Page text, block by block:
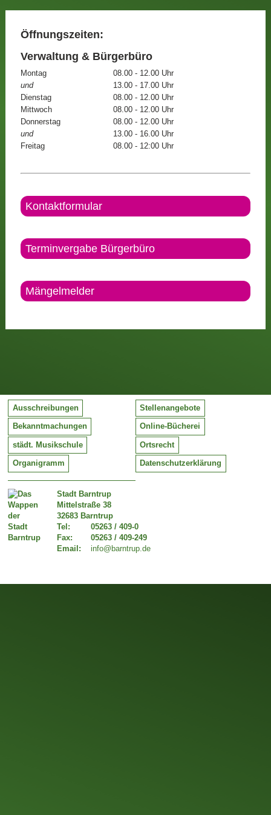
Öffnungszeiten:
Verwaltung & Bürgerbüro
Montag
08.00 - 12.00 Uhr
und
13.00 - 17.00 Uhr
Dienstag
08.00 - 12.00 Uhr
Mittwoch
08.00 - 12.00 Uhr
Donnerstag
08.00 - 12.00 Uhr
und
13.00 - 16.00 Uhr
Freitag
08.00 - 12:00 Uhr
Kontaktformular
Terminvergabe Bürgerbüro
Mängelmelder
Stadt Barntrup
Mittelstraße 38
32683 Barntrup
Tel:
Fax:
Email:
05263 / 409-0
05263 / 409-249
info@barntrup.de
Ausschreibungen Stellenangebote
Bekanntmachungen Online-Bücherei
städt. Musikschule Ortsrecht
Organigramm Datenschutzerklärung